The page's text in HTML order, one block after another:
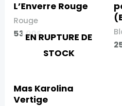
L’Enverre Rouge​
Rouge
53.00$
EN RUPTURE DE
STOCK
Mas Karolina
Vertige​